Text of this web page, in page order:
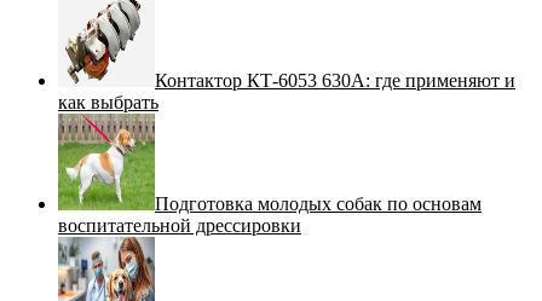
Контактор КТ-6053 630А: где применяют и
как выбрать
Подготовка молодых собак по основам
воспитательной дрессировки